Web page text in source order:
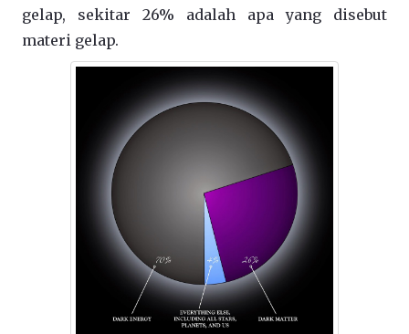
gelap, sekitar 26% adalah apa yang disebut
materi gelap.